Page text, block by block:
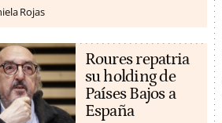
Rojas
Roures repatria
su holding de
Países Bajos a
España